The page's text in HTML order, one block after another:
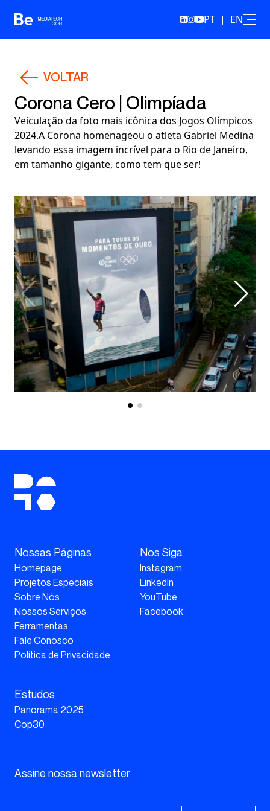
PT | EN
VOLTAR
Corona Cero | Olimpíada
Veiculação da foto mais icônica dos Jogos Olímpicos
2024.A Corona homenageou o atleta Gabriel Medina
levando essa imagem incrível para o Rio de Janeiro,
em tamanho gigante, como tem que ser!
Nossas Páginas
Homepage
Projetos Especiais
Sobre Nós
Nossos Serviços
Ferramentas
Fale Conosco
Política de Privacidade
Nos Siga
Instagram
LinkedIn
YouTube
Facebook
Estudos
Panorama 2025
Cop30
Assine nossa newsletter